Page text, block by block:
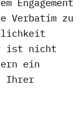
Verbatim zu
ist nicht
ein
Ihrer